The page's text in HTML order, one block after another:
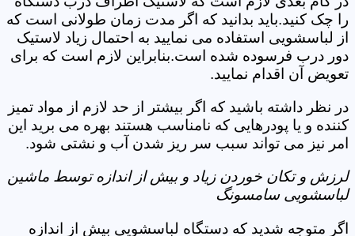
را چک کنید.باید بدانید که اگر مدت زمان طولانی است که
از لباسشویی استفاده می نمایید به احتمال زیاد لاستیک
دور درب فرسوده شده است.بنابراین لازم است که برای
تعویض آن اقدام نمایید.
در نظر داشته باشید که اگر بیشتر از حد لازم از مواد تمیز
کننده و یا پودرهایی که نامناسب هستند بهره می برید این
امر نیز می تواند سبب سر ریز شدن آب و نشتی شود.
لرزش و تکان خوردن زیاد و بیش از اندازه توسط ماشین
لباسشویی سامسونگ
اگر متوجه شدید که دستگاه لباسشویی بیش از اندازه